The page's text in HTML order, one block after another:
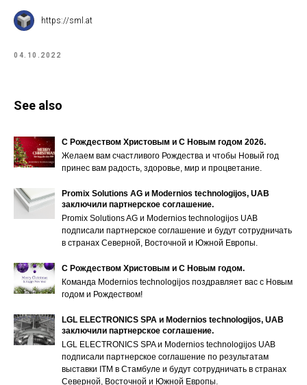
https://sml.at
04.10.2022
See also
С Рождеством Христовым и С Новым годом 2026.
Желаем вам счастливого Рождества и чтобы Новый год
принес вам радость, здоровье, мир и процветание.
Promix Solutions AG и Modernios technologijos, UAB
заключили партнерское соглашение.
Promix Solutions AG и Modernios technologijos UAB
подписали партнерское соглашение и будут сотрудничать
в странах Северной, Восточной и Южной Европы.
С Рождеством Христовым и С Новым годом.
Команда Modernios technologijos поздравляет вас с Новым
годом и Рождеством!
LGL ELECTRONICS SPA и Modernios technologijos, UAB
заключили партнерское соглашение.
LGL ELECTRONICS SPA и Modernios technologijos UAB
подписали партнерское соглашение по результатам
выставки ITM в Стамбуле и будут сотрудничать в странах
Северной, Восточной и Южной Европы.